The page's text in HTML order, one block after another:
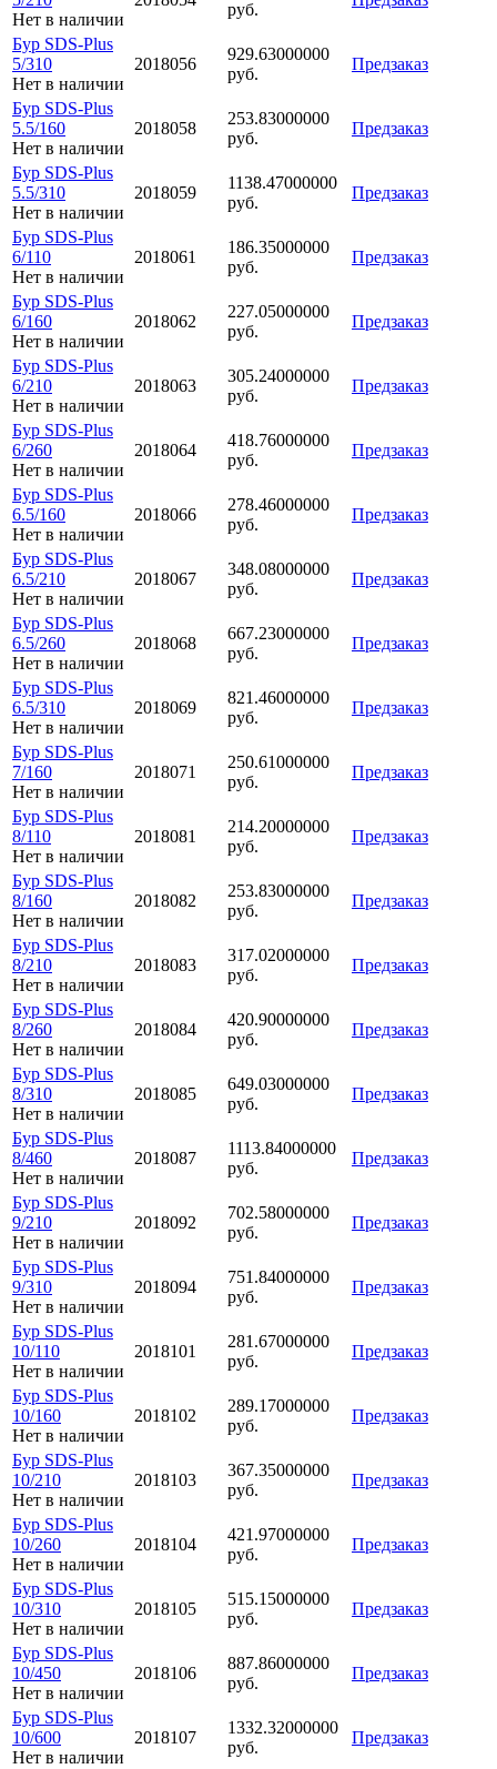
Нет в наличии
руб.
Бур SDS-Plus
5/310
Нет в наличии
2018056
929.63000000
руб.
Предзаказ
Бур SDS-Plus
5.5/160
Нет в наличии
2018058
253.83000000
руб.
Предзаказ
Бур SDS-Plus
5.5/310
Нет в наличии
2018059
1138.47000000
руб.
Предзаказ
Бур SDS-Plus
6/110
Нет в наличии
2018061
186.35000000
руб.
Предзаказ
Бур SDS-Plus
6/160
Нет в наличии
2018062
227.05000000
руб.
Предзаказ
Бур SDS-Plus
6/210
Нет в наличии
2018063
305.24000000
руб.
Предзаказ
Бур SDS-Plus
6/260
Нет в наличии
2018064
418.76000000
руб.
Предзаказ
Бур SDS-Plus
6.5/160
Нет в наличии
2018066
278.46000000
руб.
Предзаказ
Бур SDS-Plus
6.5/210
Нет в наличии
2018067
348.08000000
руб.
Предзаказ
Бур SDS-Plus
6.5/260
Нет в наличии
2018068
667.23000000
руб.
Предзаказ
Бур SDS-Plus
6.5/310
Нет в наличии
2018069
821.46000000
руб.
Предзаказ
Бур SDS-Plus
7/160
Нет в наличии
2018071
250.61000000
руб.
Предзаказ
Бур SDS-Plus
8/110
Нет в наличии
2018081
214.20000000
руб.
Предзаказ
Бур SDS-Plus
8/160
Нет в наличии
2018082
253.83000000
руб.
Предзаказ
Бур SDS-Plus
8/210
Нет в наличии
2018083
317.02000000
руб.
Предзаказ
Бур SDS-Plus
8/260
Нет в наличии
2018084
420.90000000
руб.
Предзаказ
Бур SDS-Plus
8/310
Нет в наличии
2018085
649.03000000
руб.
Предзаказ
Бур SDS-Plus
8/460
Нет в наличии
2018087
1113.84000000
руб.
Предзаказ
Бур SDS-Plus
9/210
Нет в наличии
2018092
702.58000000
руб.
Предзаказ
Бур SDS-Plus
9/310
Нет в наличии
2018094
751.84000000
руб.
Предзаказ
Бур SDS-Plus
10/110
Нет в наличии
2018101
281.67000000
руб.
Предзаказ
Бур SDS-Plus
10/160
Нет в наличии
2018102
289.17000000
руб.
Предзаказ
Бур SDS-Plus
10/210
Нет в наличии
2018103
367.35000000
руб.
Предзаказ
Бур SDS-Plus
10/260
Нет в наличии
2018104
421.97000000
руб.
Предзаказ
Бур SDS-Plus
10/310
Нет в наличии
2018105
515.15000000
руб.
Предзаказ
Бур SDS-Plus
10/450
Нет в наличии
2018106
887.86000000
руб.
Предзаказ
Бур SDS-Plus
10/600
Нет в наличии
2018107
1332.32000000
руб.
Предзаказ